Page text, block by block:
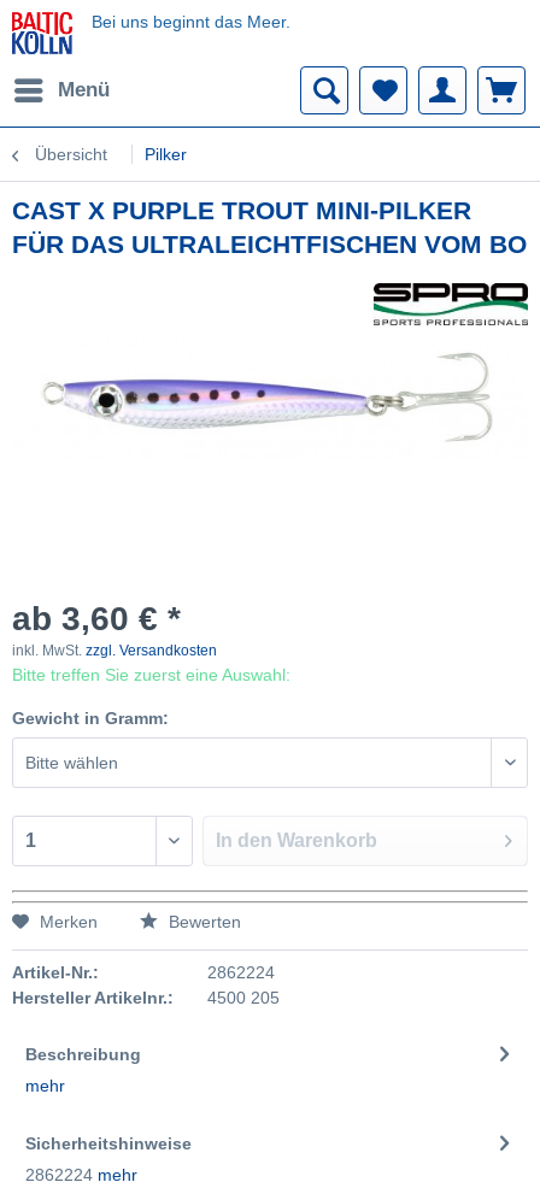
Bei uns beginnt das Meer.
Menü
Übersicht Pilker
CAST X PURPLE TROUT MINI-PILKER
FÜR DAS ULTRALEICHTFISCHEN VOM BO
ab 3,60 € *
inkl. MwSt. zzgl. Versandkosten
Bitte treffen Sie zuerst eine Auswahl:
Gewicht in Gramm:
In den Warenkorb
Merken Bewerten
Artikel-Nr.:
2862224
Hersteller Artikelnr.:
4500 205
Beschreibung
mehr
Sicherheitshinweise
2862224 mehr